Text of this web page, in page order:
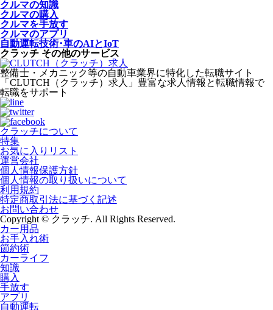
クルマの知識
クルマの購入
クルマを手放す
クルマのアプリ
自動運転技術･車のAIとIoT
クラッチ その他のサービス
整備士・メカニック等の自動車業界に特化した転職サイト
「CLUTCH（クラッチ）求人」豊富な求人情報と転職情報で
転職をサポート
クラッチについて
特集
お気に入りリスト
運営会社
個人情報保護方針
個人情報の取り扱いについて
利用規約
特定商取引法に基づく記述
お問い合わせ
Copyright © クラッチ. All Rights Reserved.
カー用品
お手入れ術
節約術
カーライフ
知識
購入
手放す
アプリ
自動運転